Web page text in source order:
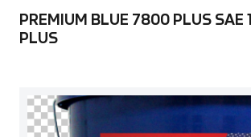
PREMIUM BLUE 7800 PLUS
PLUS